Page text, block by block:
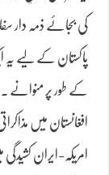
کی بجائے ذمہ دار
پاکستان کے لیے
افغانستان میں
امریکہ-ایران